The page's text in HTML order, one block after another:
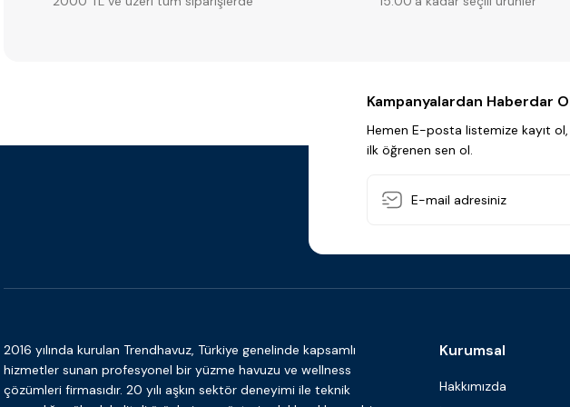
Sepete Ekle
Kampanyalardan Haberdar
Hemen E-posta listemize kayıt
ilk öğrenen sen ol.
2016 yılında kurulan Trendhavuz, Türkiye genelinde kapsamlı
hizmetler sunan profesyonel bir yüzme havuzu ve wellness
çözümleri firmasıdır. 20 yılı aşkın sektör deneyimi ile teknik
Kurumsal
Hakkımızda